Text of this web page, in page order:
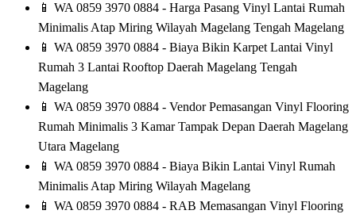
📱 WA 0859 3970 0884 - Harga Pasang Vinyl Lantai Rumah
Minimalis Atap Miring Wilayah Magelang Tengah Magelang
📱 WA 0859 3970 0884 - Biaya Bikin Karpet Lantai Vinyl
Rumah 3 Lantai Rooftop Daerah Magelang Tengah
Magelang
📱 WA 0859 3970 0884 - Vendor Pemasangan Vinyl Flooring
Rumah Minimalis 3 Kamar Tampak Depan Daerah Magelang
Utara Magelang
📱 WA 0859 3970 0884 - Biaya Bikin Lantai Vinyl Rumah
Minimalis Atap Miring Wilayah Magelang
📱 WA 0859 3970 0884 - RAB Memasangan Vinyl Flooring